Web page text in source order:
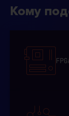
Кому